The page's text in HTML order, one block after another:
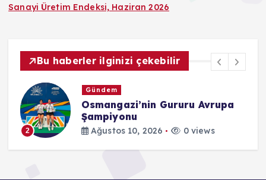
Sanayi Üretim Endeksi, Haziran 2026
Bu haberler ilginizi çekebilir
2
Gündem
Osmangazi’nin Gururu Avrupa
Şampiyonu
Ağustos 10, 2026 0 views